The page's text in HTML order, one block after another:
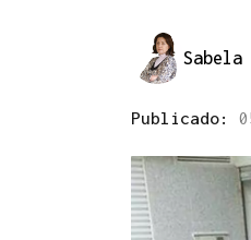
Sabela
Publicado: